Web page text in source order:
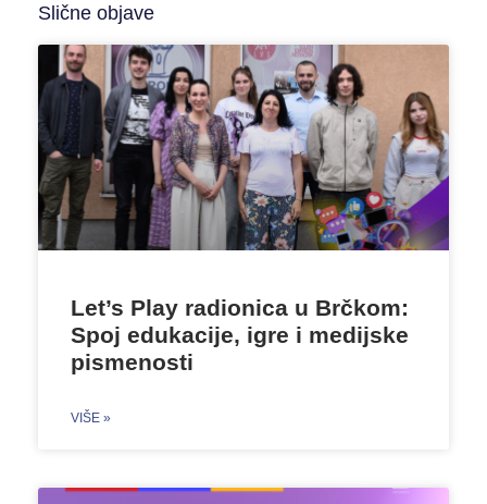
Slične objave
Let’s Play radionica u Brčkom:
Spoj edukacije, igre i medijske
pismenosti
VIŠE »